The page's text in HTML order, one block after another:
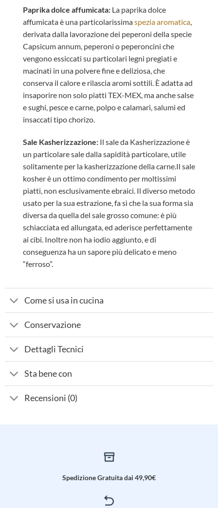
Paprika dolce affumicata:La paprika dolce
affumicata è una particolarissimaspezia aromatica,
derivata dalla lavorazione dei peperoni della specie
Capsicum annum, peperoni o peperoncini che
vengono essiccati su particolari legni pregiati e
macinati in una polvere fine e deliziosa, che
conserva il calore e rilascia aromi sottili. È adatta ad
insaporire non solo piatti TEX-MEX, ma anche salse
e sughi, pesce e carne, polpo e calamari, salumi ed
insaccati tipo chorizo.
Sale Kasherizzazione:Il sale da Kasherizzazione è
un particolare sale dalla sapidità particolare, utile
solitamente per la kasherizzazione della carne.Il sale
kosher è un ottimo condimento per moltissimi
piatti, non esclusivamente ebraici. Il diverso metodo
usato per la sua estrazione, fa sì che la sua forma sia
diversa da quella del sale grosso comune: è più
schiacciata ed allungata, ed aderisce perfettamente
ai cibi. Inoltre non ha iodio aggiunto, e di
conseguenza ha un sapore più delicato e meno
“ferroso”.
Come si usa in cucina
Conservazione
Dettagli Tecnici
Sta bene con
Recensioni (0)
Spedizione Gratuita dai 49,90€